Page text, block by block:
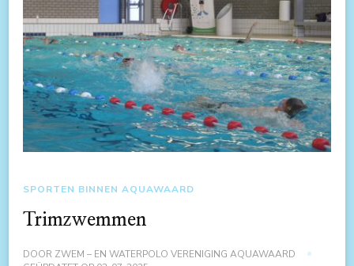
SPORTEN BINNEN AQUAWAARD
Trimzwemmen
DOOR ZWEM – EN WATERPOLO VERENIGING AQUAWAARD